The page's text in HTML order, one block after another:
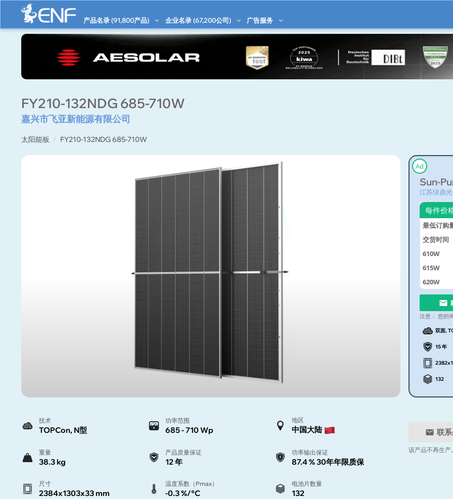
产品名录 (91,800产品) 企业名录 (67,200公司) 广告服务
FY210-132NDG 685-710W
嘉兴市飞亚新能源有限公司
太阳能板 FY210-132NDG 685-710W
Ad
Sun-
江苏绿鼎
每件价
最低订购
交货时间
610W
615W
620W
注意： 您的
双面,
15 年
132
技术
TOPCon, N型
功率范围
685 - 710 Wp
地区
中国大陆
重量
38.3 kg
产品质量保证
12 年
功率输出保证
87.4 % 30年年限质保
尺寸
2384x1303x33 mm
温度系数（Pmax）
-0.3 %/°C
电池片数量
132
联
该产品不再生产。